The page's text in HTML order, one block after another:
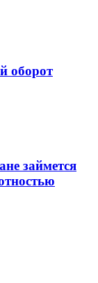
оборот
займется